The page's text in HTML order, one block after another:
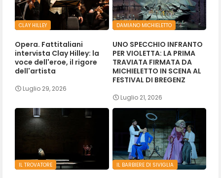
CLAY HILLEY
Opera. Fattitaliani
intervista Clay Hilley: la
voce dell'eroe, il rigore
dell'artista
Luglio 29, 2026
DAMIANO MICHIELETTO
UNO SPECCHIO INFRANTO
PER VIOLETTA: LA PRIMA
TRAVIATA FIRMATA DA
MICHIELETTO IN SCENA AL
FESTIVAL DI BREGENZ
Luglio 21, 2026
IL TROVATORE IL BARBIERE DI SIVIGLIA